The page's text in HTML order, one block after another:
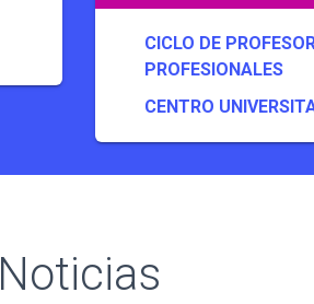
CICLO DE
PROFESIONALES
CENTRO
Noticias